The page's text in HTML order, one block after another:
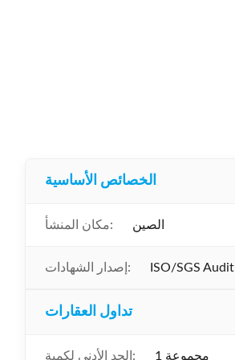
الخصائص الأساسية
مكان المنشأ: الصين
إصدار الشهادات: ISO/SGS Audit
تداول العقارات
الحد الأدنى لكمية: 1 مجموعة